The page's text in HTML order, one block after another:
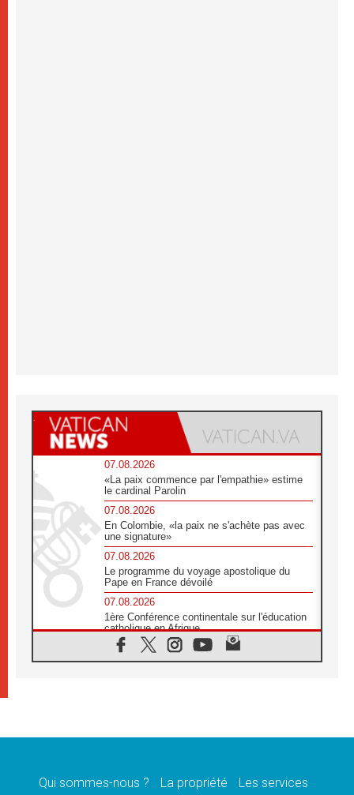
07.08.2026
«La paix commence par l'empathie» estime
le cardinal Parolin
07.08.2026
En Colombie, «la paix ne s'achète pas avec
une signature»
07.08.2026
Le programme du voyage apostolique du
Pape en France dévoilé
07.08.2026
1ère Conférence continentale sur l'éducation
catholique en Afrique
07.08.2026
Un logo symbolique pour la venue du Pape
07.08.2026
Qui sommes-nous ? La propriété Les services